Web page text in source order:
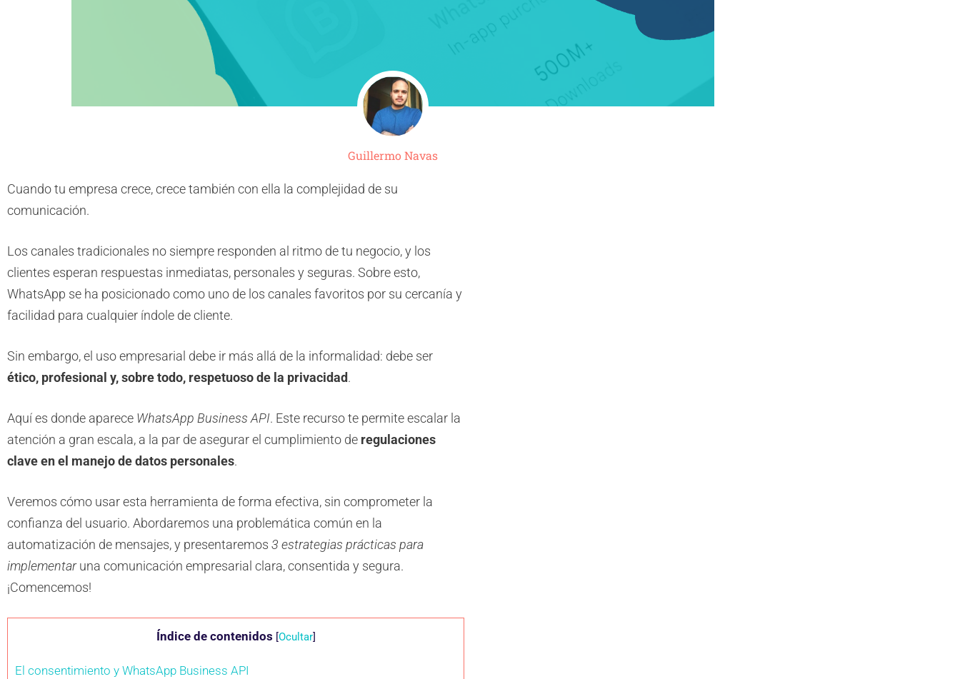
Guillermo Navas
Cuando tu empresa crece, crece también con ella la complejidad de su
comunicación.
Los canales tradicionales no siempre responden al ritmo de tu negocio, y los
clientes esperan respuestas inmediatas, personales y seguras. Sobre esto,
WhatsApp se ha posicionado como uno de los canales favoritos por su cercanía y
facilidad para cualquier índole de cliente.
Sin embargo, el uso empresarial debe ir más allá de la informalidad: debe ser
ético, profesional y, sobre todo, respetuoso de la privacidad.
Aquí es donde aparece WhatsApp Business API. Este recurso te permite escalar la
atención a gran escala, a la par de asegurar el cumplimiento de regulaciones
clave en el manejo de datos personales.
Veremos cómo usar esta herramienta de forma efectiva, sin comprometer la
confianza del usuario. Abordaremos una problemática común en la
automatización de mensajes, y presentaremos 3 estrategias prácticas para
implementaruna comunicación empresarial clara, consentida y segura.
¡Comencemos!
Índice de contenidos [Ocultar]
El consentimiento y WhatsApp Business API